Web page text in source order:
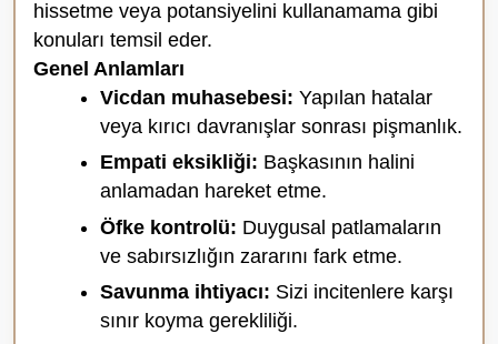
hissetme veya potansiyelini kullanamama gibi
konuları temsil eder.
Genel Anlamları
Vicdan muhasebesi: Yapılan hatalar
veya kırıcı davranışlar sonrası pişmanlık.
Empati eksikliği: Başkasının halini
anlamadan hareket etme.
Öfke kontrolü: Duygusal patlamaların
ve sabırsızlığın zararını fark etme.
Savunma ihtiyacı: Sizi incitenlere karşı
sınır koyma gerekliliği.